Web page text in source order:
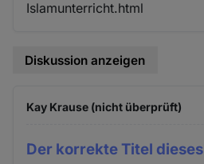
Islamunterricht.html
Diskussion anzeigen
Kay Krause (nicht überprüft)
Der korrekte Titel dieses